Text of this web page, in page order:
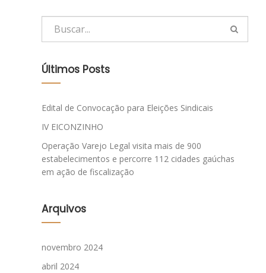
Últimos Posts
Edital de Convocação para Eleições Sindicais
IV EICONZINHO
Operação Varejo Legal visita mais de 900
estabelecimentos e percorre 112 cidades gaúchas
em ação de fiscalização
Arquivos
novembro 2024
abril 2024